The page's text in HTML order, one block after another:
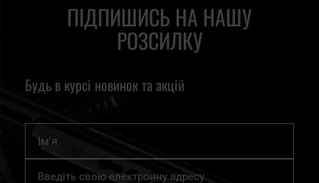
ПІДПИШИСЬ НА НАШУ
РОЗСИЛКУ
Будь в курсі новинок та акцій
Підпишіться